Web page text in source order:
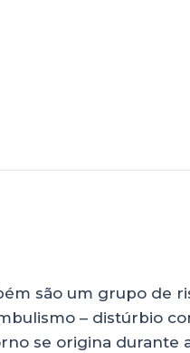
são um grupo de
– distúrbio
se origina durante